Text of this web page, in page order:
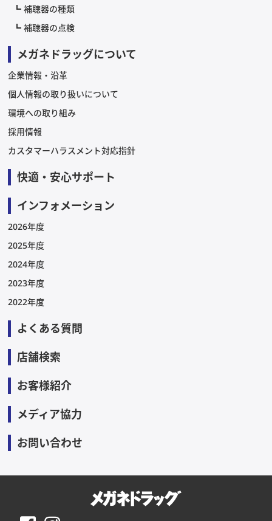
補聴器の種類
補聴器の点検
メガネドラッグについて
企業情報・沿革
個人情報の取り扱いについて
環境への取り組み
採用情報
カスタマーハラスメント対応指針
快適・安心サポート
インフォメーション
2026年度
2025年度
2024年度
2023年度
2022年度
よくある質問
店舗検索
お客様紹介
メディア協力
お問い合わせ